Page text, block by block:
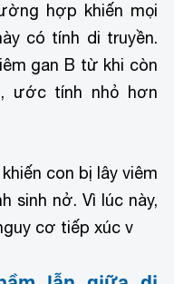
hợp khiến mọi
có tính di truyền.
gan B từ khi còn
ước tính nhỏ hơn
con bị lây viêm
sinh nở. Vì lúc này,
cơ tiếp xúc v